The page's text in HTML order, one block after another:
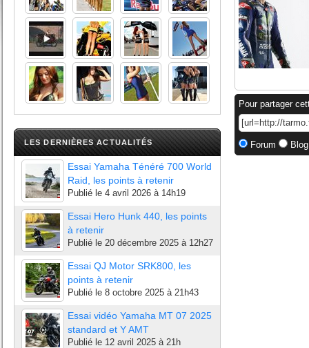
LES DERNIÈRES ACTUALITÉS
Essai Yamaha Ténéré 700 World
Raid, les points à retenir
Publié le 4 avril 2026 à 14h19
Essai Hero Hunk 440, les points
à retenir
Publié le 20 décembre 2025 à 12h27
Essai QJ Motor SRK800, les
points à retenir
Publié le 8 octobre 2025 à 21h43
Essai vidéo Yamaha MT 07 2025
standard et Y AMT
Publié le 12 avril 2025 à 21h
Pour partager
Forum